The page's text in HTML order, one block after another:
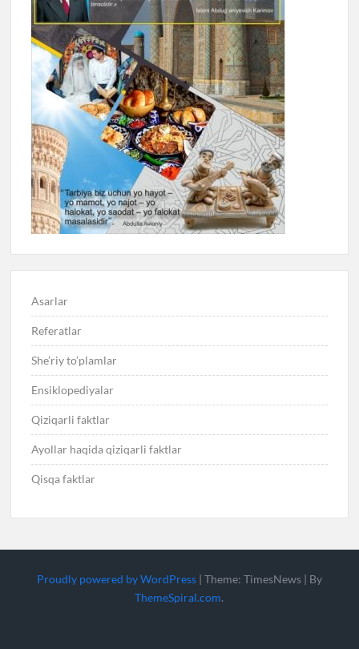
Asarlar
Referatlar
She’riy to’plamlar
Ensiklopediyalar
Qiziqarli faktlar
Ayollar haqida qiziqarli faktlar
Qisqa faktlar
Proudly powered by WordPress | Theme: TimesNews | By
ThemeSpiral.com.